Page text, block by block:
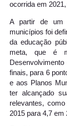
ocorrida em
A partir de um
municípios foi
da educação
meta, que é
finais, para 6
e aos Planos
ter alcançado
relevantes,
2015 para 4,7 em